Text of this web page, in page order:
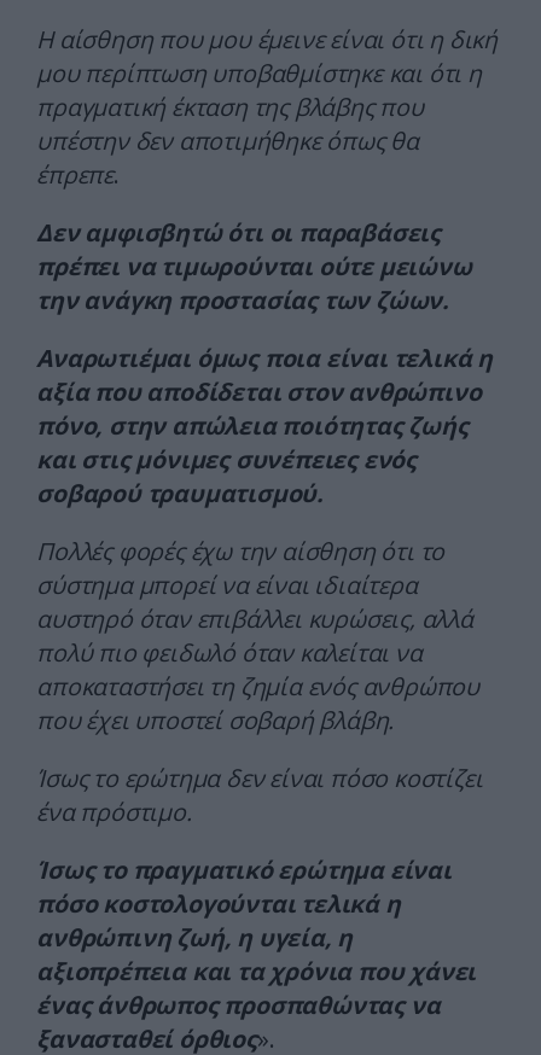
Η αίσθηση που μου έμεινε είναι ότι η δική
μου περίπτωση υποβαθμίστηκε και ότι η
πραγματική έκταση της βλάβης που
υπέστην δεν αποτιμήθηκε όπως θα
έπρεπε.
Δεν αμφισβητώ ότι οι παραβάσεις
πρέπει να τιμωρούνται ούτε μειώνω
την ανάγκη προστασίας των ζώων.
Αναρωτιέμαι όμως ποια είναι τελικά η
αξία που αποδίδεται στον ανθρώπινο
πόνο, στην απώλεια ποιότητας ζωής
και στις μόνιμες συνέπειες ενός
σοβαρού τραυματισμού.
Πολλές φορές έχω την αίσθηση ότι το
σύστημα μπορεί να είναι ιδιαίτερα
αυστηρό όταν επιβάλλει κυρώσεις, αλλά
πολύ πιο φειδωλό όταν καλείται να
αποκαταστήσει τη ζημία ενός ανθρώπου
που έχει υποστεί σοβαρή βλάβη.
Ίσως το ερώτημα δεν είναι πόσο κοστίζει
ένα πρόστιμο.
Ίσως το πραγματικό ερώτημα είναι
πόσο κοστολογούνται τελικά η
ανθρώπινη ζωή, η υγεία, η
αξιοπρέπεια και τα χρόνια που χάνει
ένας άνθρωπος προσπαθώντας να
ξανασταθεί όρθιος».